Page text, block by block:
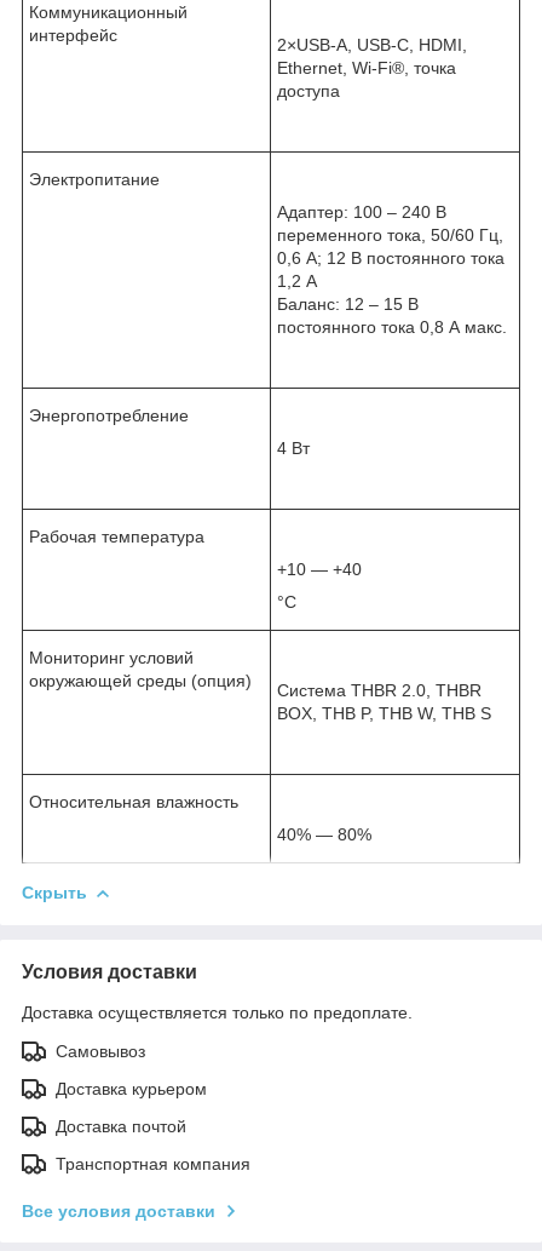
Коммуникационный
интерфейс
2×USB-A, USB-C, HDMI,
Ethernet, Wi-Fi® , точка
доступа
Электропитание
Адаптер: 100 – 240 В
переменного тока, 50/60 Гц,
0,6 А; 12 В постоянного тока
1,2 А
Баланс: 12 – 15 В
постоянного тока 0,8 А макс.
Энергопотребление
4 Вт
Рабочая температура
+10 — +40
°С
Мониторинг условий
окружающей среды (опция)
Система THBR 2.0, THBR
BOX, THB P, THB W, THB S
Относительная влажность
40% — 80%
Скрыть
Условия доставки
Доставка осуществляется только по предоплате.
Самовывоз
Доставка курьером
Доставка почтой
Транспортная компания
Все условия доставки